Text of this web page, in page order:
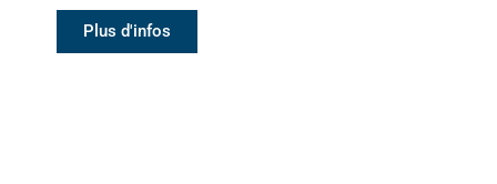
Plus d'infos